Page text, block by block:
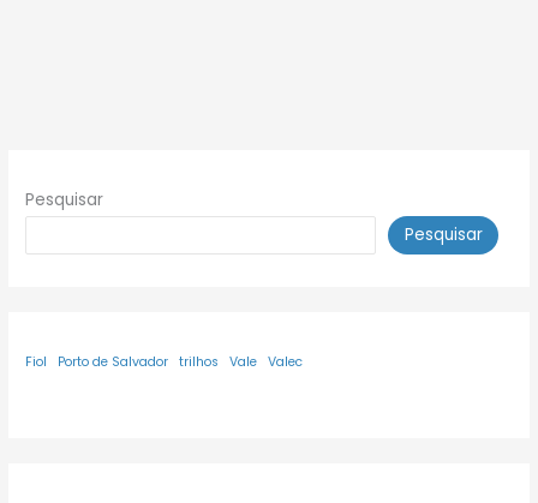
Pesquisar
Pesquisar
Fiol Porto de Salvador trilhos Vale Valec